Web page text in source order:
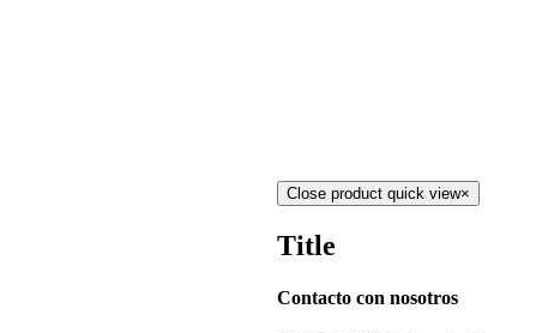
Close product quick view×
Title
Contacto con nosotros